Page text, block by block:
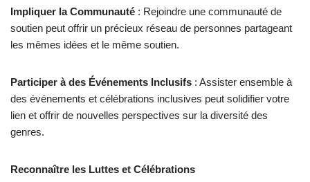
Impliquer la Communauté : Rejoindre une communauté de
soutien peut offrir un précieux réseau de personnes partageant
les mêmes idées et le même soutien.
Participer à des Événements Inclusifs : Assister ensemble à
des événements et célébrations inclusives peut solidifier votre
lien et offrir de nouvelles perspectives sur la diversité des
genres.
Reconnaître les Luttes et Célébrations